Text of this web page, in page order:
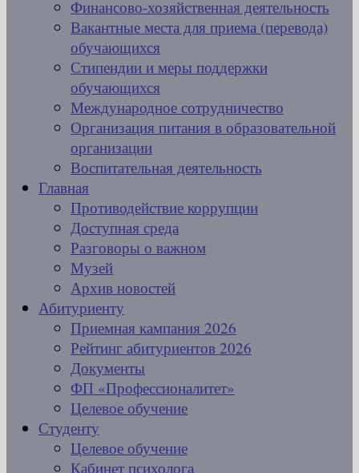
Финансово-хозяйственная деятельность
Вакантные места для приема (перевода)
обучающихся
Стипендии и меры поддержки
обучающихся
Международное сотрудничество
Организация питания в образовательной
организации
Воспитательная деятельность
Главная
Противодействие коррупции
Доступная среда
Разговоры о важном
Музей
Архив новостей
Абитуриенту
Приемная кампания 2026
Рейтинг абитуриентов 2026
Документы
ФП «Профессионалитет»
Целевое обучение
Студенту
Целевое обучение
Кабинет психолога